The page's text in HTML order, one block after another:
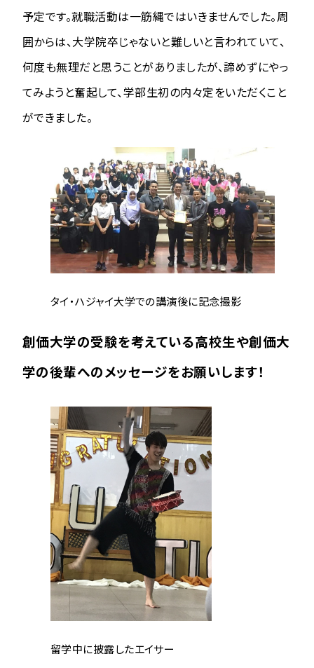
予定です。就職活動は一筋縄ではいきませんでした。周
囲からは、大学院卒じゃないと難しいと言われていて、
何度も無理だと思うことがありましたが、諦めずにやっ
てみようと奮起して、学部生初の内々定をいただくこと
ができました。
タイ・ハジャイ大学での講演後に記念撮影
創価大学の受験を考えている高校生や創価大
学の後輩へのメッセージをお願いします！
留学中に披露したエイサー